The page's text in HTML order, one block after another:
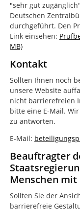
"sehr gut
Deutschen
durchgeführt. Den
Link einsehen:
MB)
Kontakt
Sollten Ihnen noch
unsere Website
nicht barrierefreien
bitte eine E-Mail.
zu antworten.
E-Mail:
Beauftragter
Menschen
Sollten Sie der
barrierefreie